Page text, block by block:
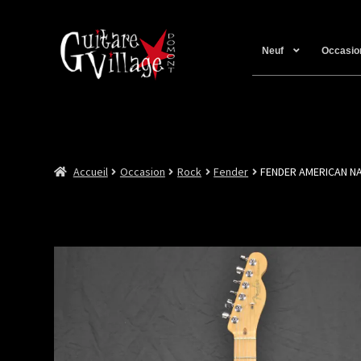
Neuf
Accueil Occasion Rock Fender FENDER AMERICAN